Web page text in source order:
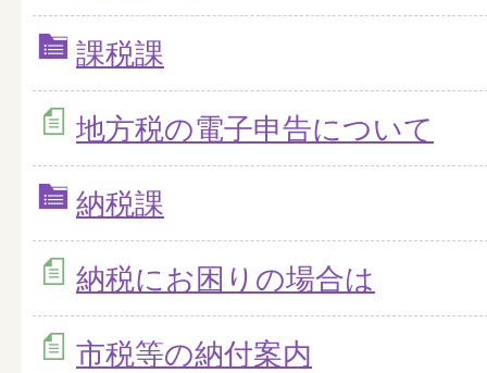
課税課
地方税の電子申告について
納税課
納税にお困りの場合は
市税等の納付案内